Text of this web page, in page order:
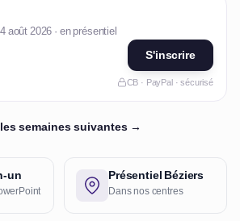
août 2026 · en présentiel
S'inscrire
CB · PayPal · sécurisé
semaines suivantes →
un Présentiel Béziers
Dans nos centres